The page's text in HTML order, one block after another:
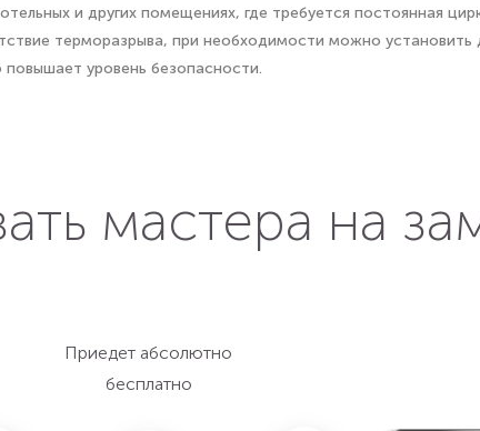
и других помещениях, где требуется постоянная
терморазрыва, при необходимости можно установить
уровень безопасности.
мастера на
Приедет абсолютно
бесплатно